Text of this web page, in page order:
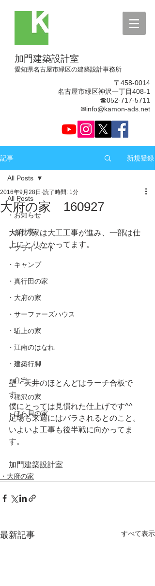
​愛知県名古屋市緑区の建築設計事務所
加門建築設計室
〒458-0014
名古屋市緑区神沢一丁目408-1
☎052-717-5711
✉info@kamon-ads.net
記事 新規登録
All Posts
・お知らせ
・お仕事
・プライベート
・キャンプ
・真行田の家
・大府の家
・サーファーズハウス
・駈上の家
・江南のはなれ
・建築行脚
・住宅
・稲沢の家
・ほら貝の家
All Posts
大府の家 160927
2016年9月28日 読了時間: 1分
大府の家は大工工事が進み、一部は仕
上にとりかかってます。
壁・天井のほとんどはラーチ合板で
す。
僕にとっては見慣れた仕上げです^^
足場も来週にはバラされるとのこと。
いよいよ工事も後半戦に向かってま
す。
加門建築設計室
・大府の家
最新記事 すべて表示